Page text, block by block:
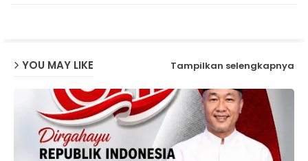
YOU MAY LIKE Tampilkan selengkapnya